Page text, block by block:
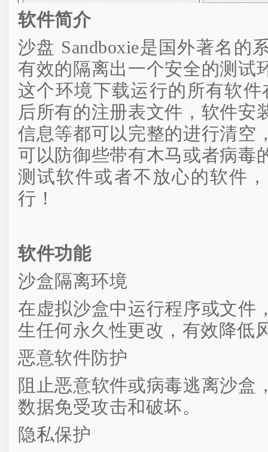
软件简介
沙盘 Sandboxie是国外著名的
有效的隔离出一个安全的测试
这个环境下载运行的所有软件
后所有的注册表文件，软件安
信息等都可以完整的进行清空
可以防御些带有木马或者病毒
测试软件或者不放心的软件
行！
软件功能
沙盒隔离环境
在虚拟沙盒中运行程序或文件
生任何永久性更改，有效降低
恶意软件防护
阻止恶意软件或病毒逃离沙盒
数据免受攻击和破坏。
隐私保护